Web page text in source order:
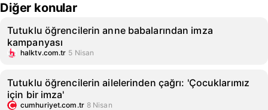
Diğer konular
Tutuklu öğrencilerin anne babalarından imza
kampanyası
halktv.com.tr 5 Nisan
Tutuklu öğrencilerin ailelerinden çağrı: 'Çocuklarımız
için bir imza'
cumhuriyet.com.tr 8 Nisan